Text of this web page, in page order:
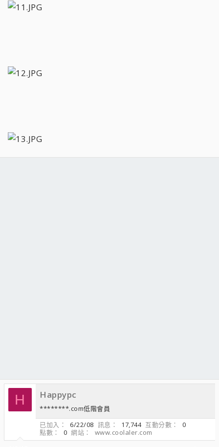
H Happypc
********.com低階會員
已加入
6/22/08 訊息 17,744 互動分數
0
點數
0 網站
www.coolaler.com